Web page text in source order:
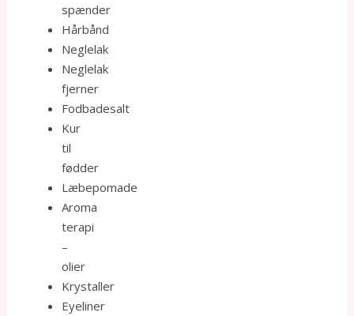
spænder
Hårbånd
Neglelak
Neglelak
fjerner
Fodbadesalt
Kur
til
fødder
Læbepomade
Aroma
terapi
–
olier
Krystaller
Eyeliner